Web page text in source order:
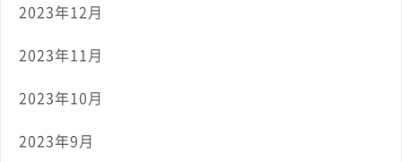
2023年12月
2023年11月
2023年10月
2023年9月